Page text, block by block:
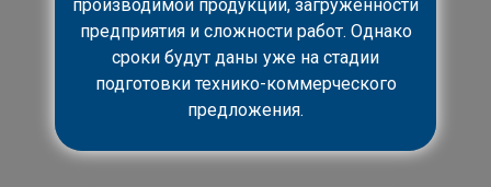
производимой продукции, загруженности
предприятия и сложности работ. Однако
сроки будут даны уже на стадии
подготовки технико-коммерческого
предложения.